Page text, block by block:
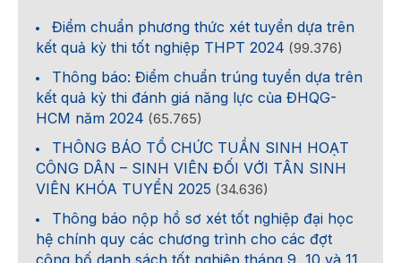
Điểm chuẩn phương thức xét tuyển dựa trên
kết quả kỳ thi tốt nghiệp THPT 2024 (99.376)
Thông báo: Điểm chuẩn trúng tuyển dựa trên
kết quả kỳ thi đánh giá năng lực của ĐHQG-
HCM năm 2024 (65.765)
THÔNG BÁO TỔ CHỨC TUẦN SINH HOẠT
CÔNG DÂN – SINH VIÊN ĐỐI VỚI TÂN SINH
VIÊN KHÓA TUYỂN 2025 (34.636)
Thông báo nộp hồ sơ xét tốt nghiệp đại học
hệ chính quy các chương trình cho các đợt